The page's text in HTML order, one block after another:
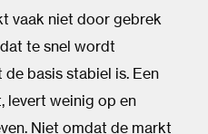
vaak niet door gebrek
te snel wordt
basis stabiel is. Een
levert weinig op en
Niet omdat de markt